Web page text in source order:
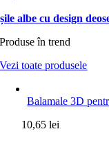
albe cu design
Produse în trend
Vezi toate produsele
Balamale 3D
10,65lei